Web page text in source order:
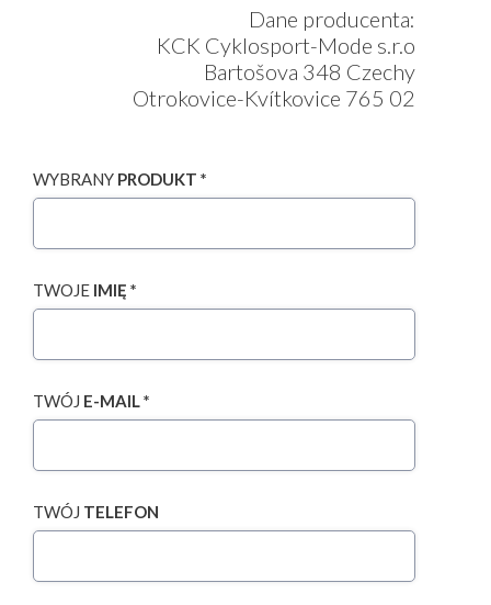
Dane producenta:
KCK Cyklosport-Mode s.r.o
Bartošova 348 Czechy
Otrokovice-Kvítkovice 765 02
WYBRANY PRODUKT *
TWOJE IMIĘ *
TWÓJ E-MAIL *
TWÓJ TELEFON